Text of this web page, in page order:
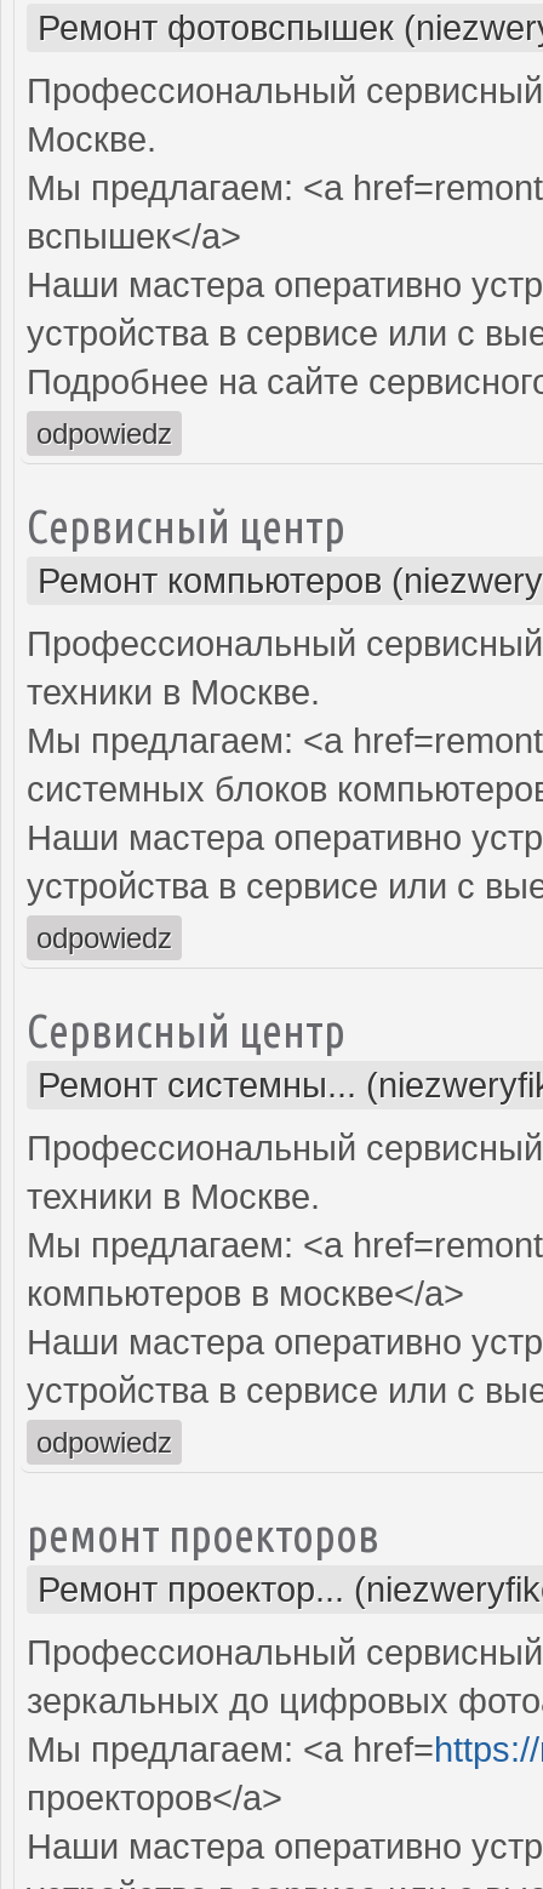
Ремонт фотовспышек
Профессиональный
Москве.
Мы предлагаем: <a
вспышек</a>
Наши мастера оперативно
устройства в сервисе или с
Подробнее на сайте
odpowiedz
Сервисный центр
Ремонт компьютеров
Профессиональный
техники в Москве.
Мы предлагаем: <a
системных блоков
Наши мастера оперативно
устройства в сервисе или с
odpowiedz
Сервисный центр
Ремонт системны...
Профессиональный
техники в Москве.
Мы предлагаем: <a
компьютеров в москве</a>
Наши мастера оперативно
устройства в сервисе или с
odpowiedz
ремонт проекторов
Ремонт проектор...
Профессиональный
зеркальных до цифровых
Мы предлагаем: <a href=
проекторов</a>
Наши мастера оперативно